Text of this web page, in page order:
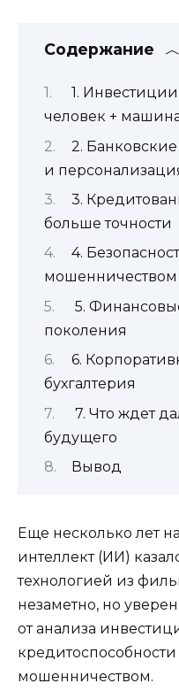
Содержание
1.
человек +
2. Банковские
и
3.
больше точности
4.
мошенничеством
5.
поколения
6.
бухгалтерия
7. Что ждет
будущего
Вывод
Еще несколько лет
интеллект (ИИ)
технологией из
незаметно, но
от анализа
мошенничеством.